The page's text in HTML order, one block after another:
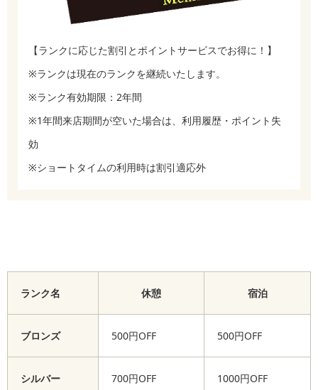
【ランクに応じた割引とポイントサービスでお得に！】
※ランクは現在のランクを継続いたします。
※ランク有効期限：2年間
※1年間来店期間が空いた場合は、利用履歴・ポイント失
効
※ショートタイムの利用時は割引適応外
ランク名 休憩 宿泊
ブロンズ 500円OFF 500円OFF
シルバー 700円OFF 1000円OFF